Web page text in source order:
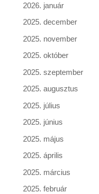
2026. január
2025. december
2025. november
2025. október
2025. szeptember
2025. augusztus
2025. július
2025. június
2025. május
2025. április
2025. március
2025. február